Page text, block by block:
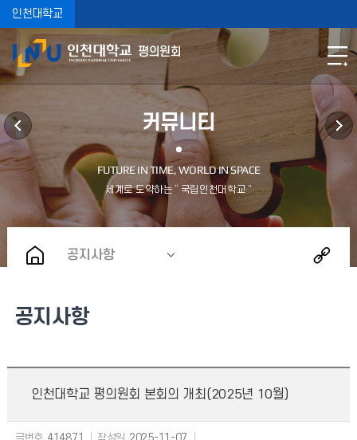
인천대학교
평의원회
커뮤니티
공지사항
공지사항
인천대학교 평의원회 본회의 개최(2025년 10월)